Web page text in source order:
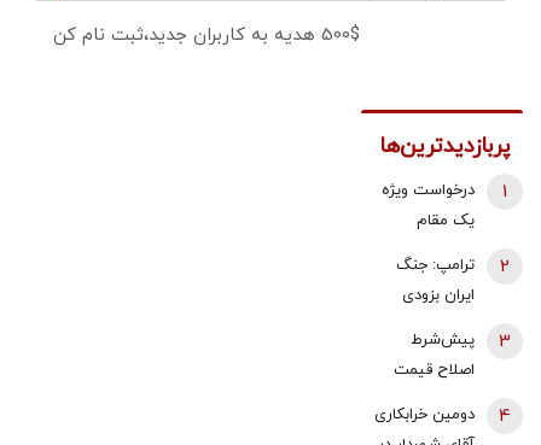
500$ هدیه به کاربران جدید،ثبت نام کن
پربازدیدترین‌ها
درخواست ویژه
یک مقام
جوانان: اگر
آمریکارا برای
آینده ایران
مفید می‌دانید،
آن را با صدای
1
ترامپ: جنگ
ایران بزودی
تامین برخی
«محدودتر»
2
پیش‌شرط
اصلاح قیمت
3
دومین خرابکاری
4